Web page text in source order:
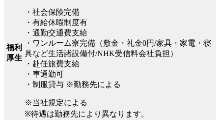
福利
厚生
・社会保険完備
・有給休暇制度有
・通勤交通費支給
・ワンルーム寮完備（敷金・礼金0円/家具・家電・寝
具など生活諸設備付/NHK受信料会社負担）
・赴任旅費支給
・車通勤可
・制服貸与 ※勤務先による
※当社規定による
※待遇は勤務先により異なります。